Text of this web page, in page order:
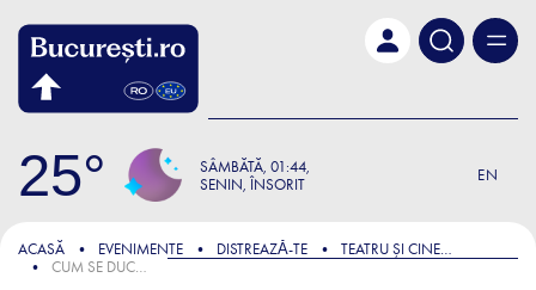
25 SÂMBĂTĂ 01:44
SENIN, ÎNSORIT
EN
ACASĂ EVENIMENTE DISTREAZǍ-TE
TEATRU ȘI CINEMA
CUM SE DUCE TOTUL DRACU